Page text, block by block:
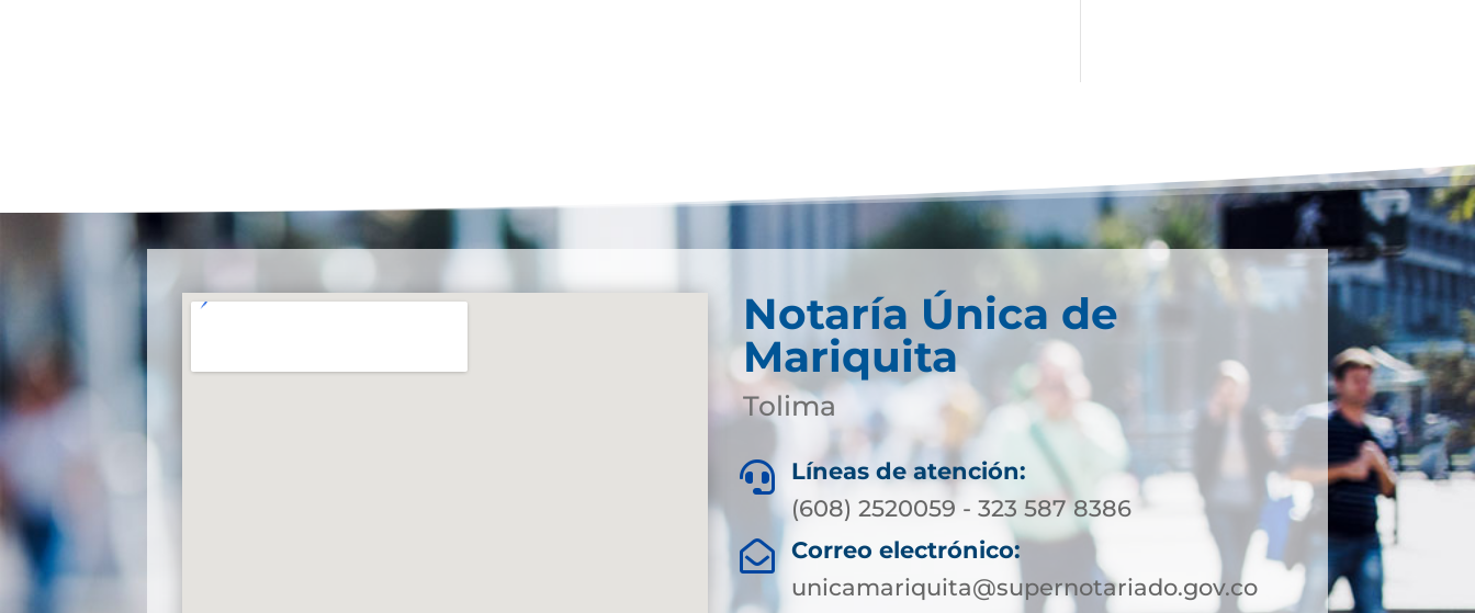
Notaría Única de
Mariquita
Tolima

Líneas de atención:
(608) 2520059 - 323 587 8386

Correo electrónico:
unicamariquita@supernotariado.gov.co